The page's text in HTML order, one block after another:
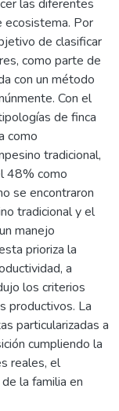
las diferentes
ecosistema. Por
de clasificar
como parte de
con un método
Con el
de finca
como
tradicional,
48% como
se encontraron
tradicional y el
manejo
prioriza la
a
los criterios
productivos. La
particularizadas a
cumpliendo la
reales, el
la familia en